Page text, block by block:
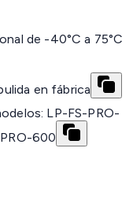
de -40°C a 75°C
en fábrica
LP-FS-PRO-
600